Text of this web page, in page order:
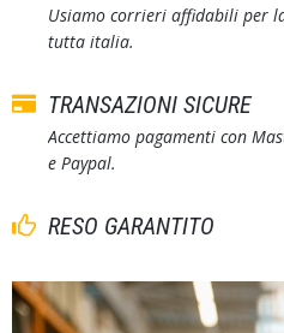
Usiamo corrieri affidabili per
tutta italia.
TRANSAZIONI SICURE
Accettiamo pagamenti con
e Paypal.
RESO GARANTITO